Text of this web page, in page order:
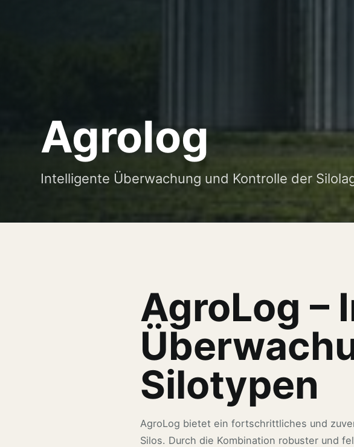
Agrolog
Intelligente Überwachung und Kontrolle der
AgroLog –
Silotypen
AgroLog bietet ein fortschrittliches und
Silos. Durch die Kombination robuster und